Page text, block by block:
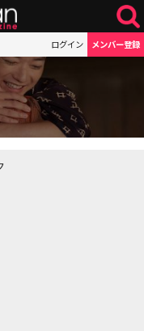
ログイン メンバー登録